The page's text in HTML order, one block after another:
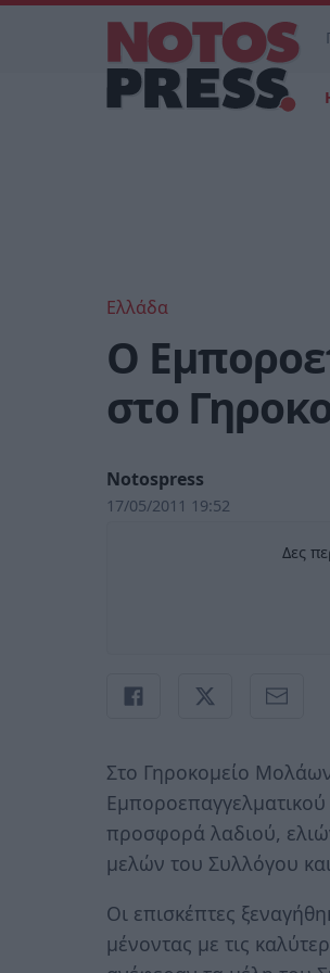
Ελλάδα
Ο
στο
Notospress
17/05/2011 19:52
Δες
Στο Γηροκομείο
προσφορά λαδιού,
μελών του Συλλόγου
Οι επισκέπτες
μένοντας με τις